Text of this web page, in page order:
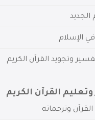
الإسلام
وتجويد القرآن الكريم
القرآن الكريم
وترجماته